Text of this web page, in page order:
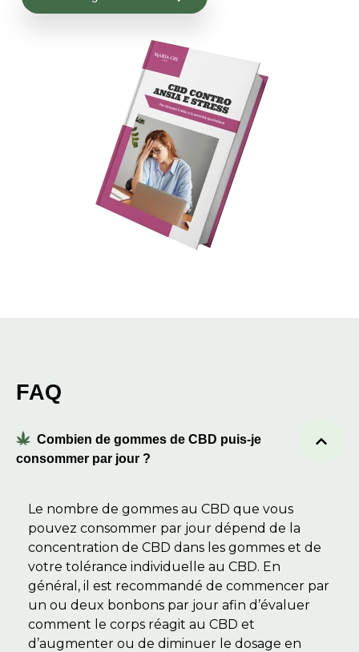
FAQ
Combien de gommes de CBD puis-je
consommer par jour ?
Le nombre de gommes au CBD que vous
pouvez consommer par jour dépend de la
concentration de CBD dans les gommes et de
votre tolérance individuelle au CBD. En
général, il est recommandé de commencer par
un ou deux bonbons par jour afin d’évaluer
comment le corps réagit au CBD et
d’augmenter ou de diminuer le dosage en